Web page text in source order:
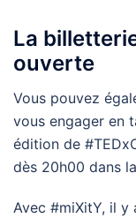
La
ouverte
Vous pouvez
vous engager en
édition de
dès 20h00 dans
Avec #miXitY, il y